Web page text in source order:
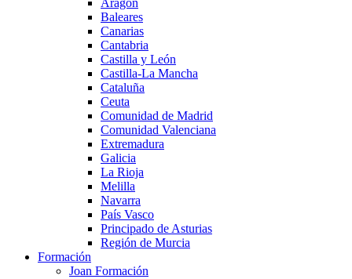
Baleares
Canarias
Cantabria
Castilla y León
Castilla-La Mancha
Cataluña
Ceuta
Comunidad de Madrid
Comunidad Valenciana
Extremadura
Galicia
La Rioja
Melilla
Navarra
País Vasco
Principado de Asturias
Región de Murcia
Formación
Joan Formación